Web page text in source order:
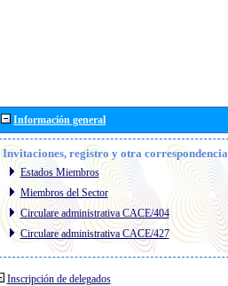
Información general
Invitaciones, registro y otra correspondencia
Estados Miembros
Miembros del Sector
Circulare administrativa CACE/404
Circulare administrativa CACE/427
Inscripción de delegados